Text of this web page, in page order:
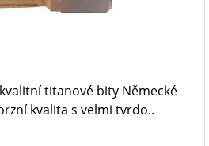
titanové bity Německé
kvalita s velmi tvrdo..